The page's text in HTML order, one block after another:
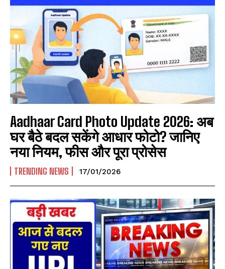
Aadhaar Card Photo Update 2026: अब
घर बैठे बदल सकेंगे आधार फोटो? जानिए
नया नियम, फीस और पूरा प्रोसेस
TRENDING NEWS 17/01/2026